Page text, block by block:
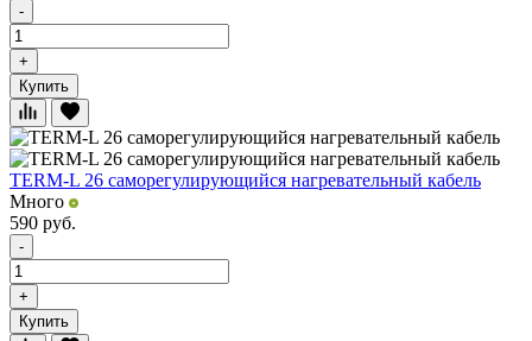
-
+
Купить
TERM-L 26 саморегулирующийся нагревательный кабель
Много
590 руб.
-
+
Купить